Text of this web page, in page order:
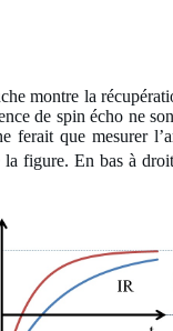
montre la
de spin écho ne
ferait que mesurer
figure. En bas à